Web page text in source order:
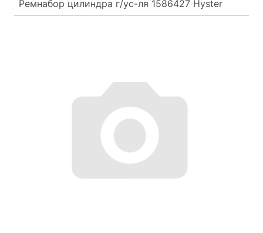
Ремнабор цилиндра г/ус-ля 1586427 Hyster